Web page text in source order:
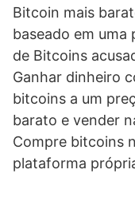
Bitcoin mais
baseado em
de Bitcoins
Ganhar dinheiro
bitcoins a um
barato e vender
Compre bitcoins
plataforma